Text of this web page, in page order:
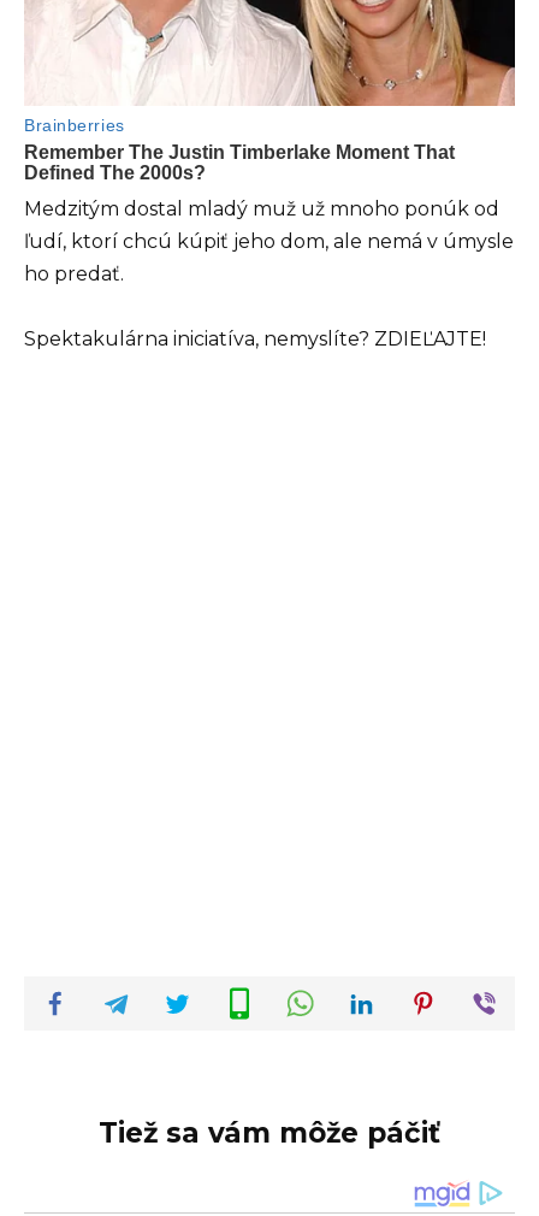
Medzitým dostal mladý muž už mnoho ponúk od
ľudí, ktorí chcú kúpiť jeho dom, ale nemá v úmysle
ho predať.
Spektakulárna iniciatíva, nemyslíte? ZDIEĽAJTE!
Tiež sa vám môže páčiť